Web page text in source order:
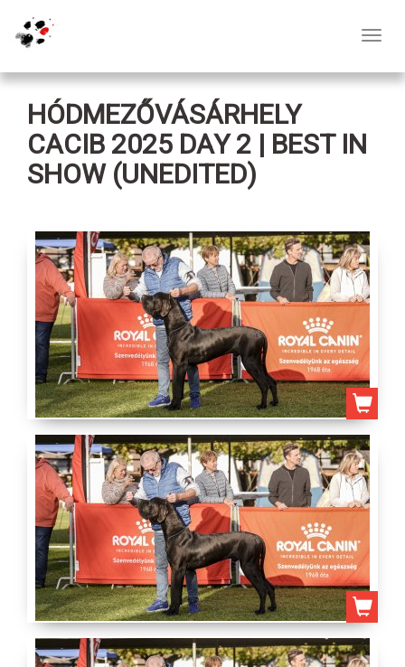
HÓDMEZŐVÁSÁRHELY
CACIB 2025 DAY 2 | BEST IN
SHOW (UNEDITED)